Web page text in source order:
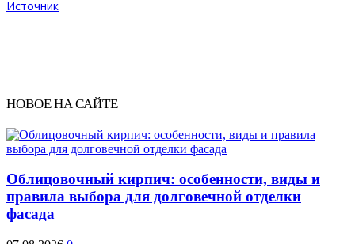
Источник
НОВОЕ НА САЙТЕ
Облицовочный кирпич: особенности, виды и
правила выбора для долговечной отделки
фасада